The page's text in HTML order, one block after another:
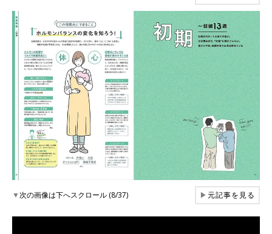
▼次の画像は下へスクロール (8/37) ▶元記事を見る